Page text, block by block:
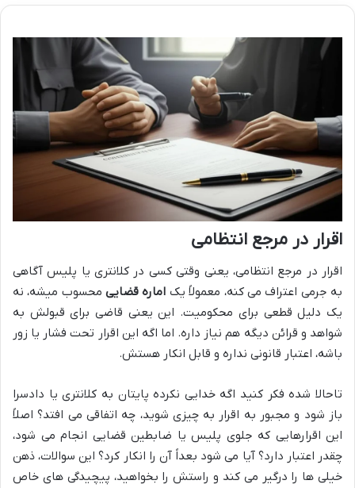
اقرار در مرجع انتظامی
اقرار در مرجع انتظامی، یعنی وقتی کسی در کلانتری یا پلیس آگاهی
به جرمی اعتراف می کنه، معمولاً یک اماره قضاییمحسوب میشه، نه
یک دلیل قطعی برای محکومیت. این یعنی قاضی برای قبولش به
شواهد و قرائن دیگه هم نیاز داره. اما اگه این اقرار تحت فشار یا زور
باشه، اعتبار قانونی نداره و قابل انکار هستش.
تاحالا شده فکر کنید اگه خدایی نکرده پایتان به کلانتری یا دادسرا
باز شود و مجبور به اقرار به چیزی شوید، چه اتفاقی می افتد؟ اصلاً
این اقرارهایی که جلوی پلیس یا ضابطین قضایی انجام می شود،
چقدر اعتبار دارد؟ آیا می شود بعداً آن را انکار کرد؟ این سوالات، ذهن
خیلی ها را درگیر می کند و راستش را بخواهید، پیچیدگی های خاص